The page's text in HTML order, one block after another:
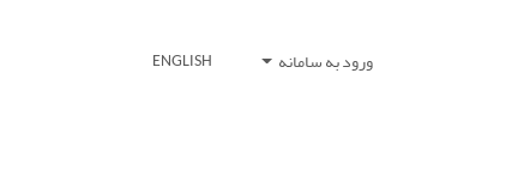
ورود به سامانه ENGLISH